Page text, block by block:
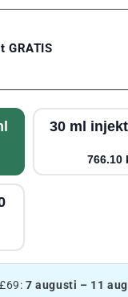
GRATIS
30 ml
766.10
7 augusti – 11